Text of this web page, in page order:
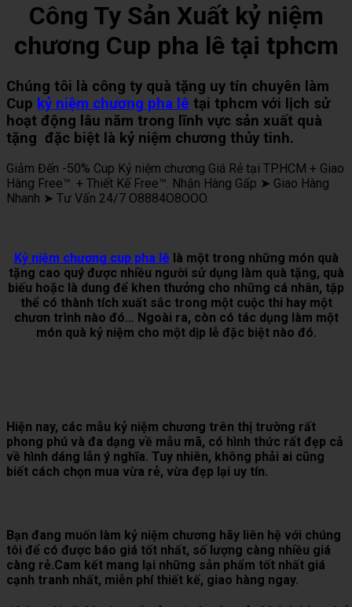
Công Ty Sản Xuất kỷ niệm
chương Cup pha lê tại tphcm
Chúng tôi là công ty quà tặng uy tín chuyên làm
Cup kỷ niệm chương pha lê tại tphcm với lịch sử
hoạt động lâu năm trong lĩnh vực sản xuất quà
tặng đặc biệt là kỷ niệm chương thủy tinh.
Giảm Đến -50% Cup Kỷ niệm chương Giá Rẻ tại TP.HCM + Giao
Hàng Free™. + Thiết Kế Free™. Nhận Hàng Gấp ➤ Giao Hàng
Nhanh ➤ Tư Vấn 24/7 O8884O8OOO.
Kỷ niệm chương cup pha lê là một trong những món quà
tặng cao quý được nhiều người sử dụng làm quà tặng, quà
biếu hoặc là dung để khen thưởng cho những cá nhân, tập
thể có thành tích xuất sắc trong một cuộc thi hay một
chươn trình nào đó… Ngoài ra, còn có tác dụng làm một
món quà kỷ niệm cho một dịp lễ đặc biệt nào đó.
Hiện nay, các mẫu kỷ niệm chương trên thị trường rất
phong phú và đa dạng về mẫu mã, có hình thức rất đẹp cả
về hình dáng lẫn ý nghĩa. Tuy nhiên, không phải ai cũng
biết cách chọn mua vừa rẻ, vừa đẹp lại uy tín.
Bạn đang muốn làm kỷ niệm chương hãy liên hệ với chúng
tôi để có được báo giá tốt nhất, số lượng càng nhiều giá
càng rẻ.Cam kết mang lại những sản phẩm tốt nhất giá
cạnh tranh nhất, miễn phí thiết kế, giao hàng ngay.